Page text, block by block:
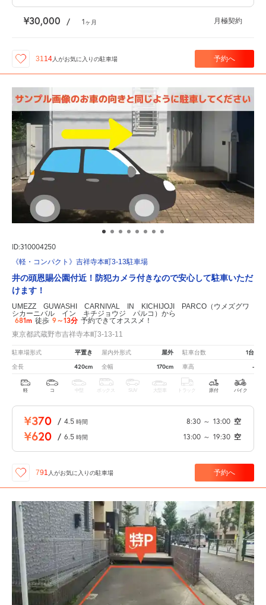
¥30,000 / 1ヶ月 月極契約
3114 人がお気に入りの駐車場 予約へ
ID:310004250
《軽・コンパクト》吉祥寺本町3-13駐車場
井の頭恩賜公園付近！防犯カメラ付きなので安心して駐車いただ
けます！
UMEZZ GUWASHI CARNIVAL IN KICHIJOJI PARCO（ウメズグワ
シカーニバル イン キチジョウジ パルコ）から
681m 徒歩 9～13分 予約できてオススメ！
東京都武蔵野市吉祥寺本町3-13-11
駐車場形式 平置き 屋内外形式 屋外 駐車台数 1台
全長 420cm 全幅 170cm 車高 -
軽 コ 中型 ボックス SUV 大型車 トラック 原付 バイク
¥370 / 4.5 時間 8:30 ～ 13:00 空
¥620 / 6.5 時間 13:00 ～ 19:30 空
791 人がお気に入りの駐車場 予約へ